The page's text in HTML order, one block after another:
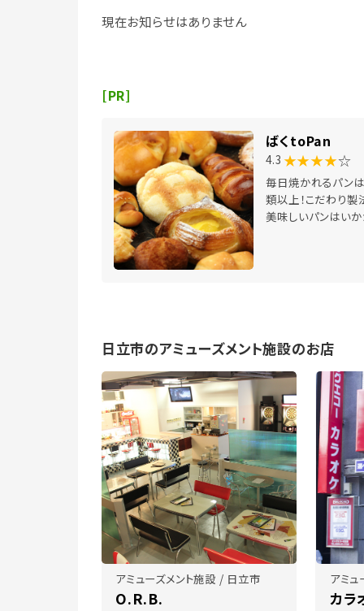
現在お知らせはありません
[PR]
ばくtoPan
4.3 ★★★★☆
毎日焼かれるパン
類以上！こだわり製
美味しいパンはい
日立市のアミューズメント施設のお店
アミューズメント施設 / 日立市
O.R.B.
アミ
カラ